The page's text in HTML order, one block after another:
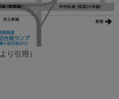
より引用）